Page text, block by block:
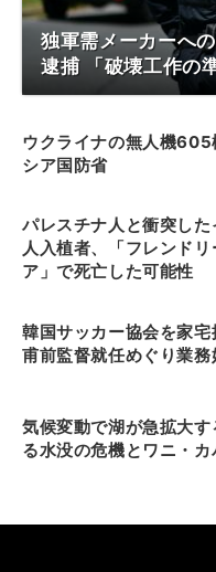
独軍需メーカーへ
逮捕 「破壊工作の
ウクライナの無人機605
シア国防省
パレスチナ人と衝突し
人入植者、「フレンドリ
ア」で死亡した可能性
韓国サッカー協会を家宅
甫前監督就任めぐり業務
気候変動で湖が急拡大す
る水没の危機とワニ・カ